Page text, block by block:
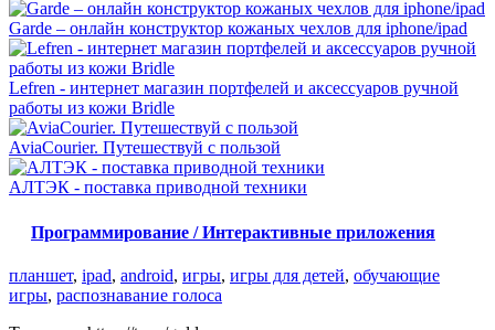
Garde – онлайн конструктор кожаных чехлов для iphone/ipad
Lefren - интернет магазин портфелей и аксессуаров ручной
работы из кожи Bridle
AviaCourier. Путешествуй с пользой
АЛТЭК - поставка приводной техники
Программирование / Интерактивные приложения
планшет, ipad, android, игры, игры для детей, обучающие
игры, распознавание голоса